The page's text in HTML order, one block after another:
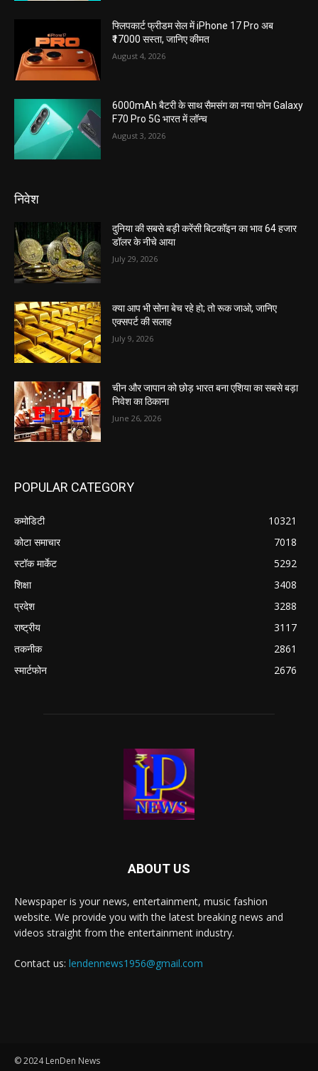
फ्लिपकार्ट फ्रीडम सेल में iPhone 17 Pro अब
₹17000 सस्ता, जानिए कीमत
August 4, 2026
6000mAh बैटरी के साथ सैमसंग का नया फोन Galaxy
F70 Pro 5G भारत में लॉन्च
August 3, 2026
निवेश
दुनिया की सबसे बड़ी करेंसी बिटकॉइन का भाव 64 हजार
डॉलर के नीचे आया
July 29, 2026
क्या आप भी सोना बेच रहे हो; तो रूक जाओ, जानिए
एक्सपर्ट की सलाह
July 9, 2026
चीन और जापान को छोड़ भारत बना एशिया का सबसे बड़ा
निवेश का ठिकाना
June 26, 2026
POPULAR CATEGORY
कमोडिटी
10321
कोटा समाचार
7018
स्टॉक मार्केट
5292
शिक्षा
3408
प्रदेश
3288
राष्ट्रीय
3117
तकनीक
2861
स्मार्टफोन
2676
ABOUT US
Newspaper is your news, entertainment, music fashion
website. We provide you with the latest breaking news and
videos straight from the entertainment industry.
Contact us: lendennews1956@gmail.com
© 2024 LenDen News